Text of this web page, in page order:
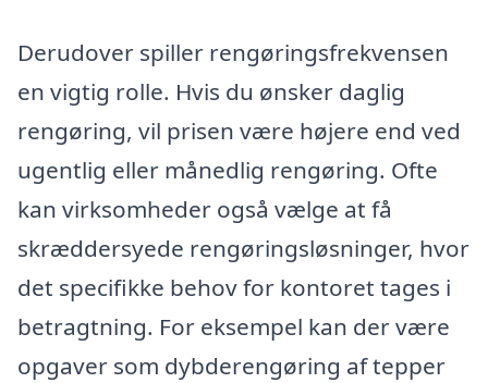
Derudover spiller rengøringsfrekvensen
en vigtig rolle. Hvis du ønsker daglig
rengøring, vil prisen være højere end ved
ugentlig eller månedlig rengøring. Ofte
kan virksomheder også vælge at få
skræddersyede rengøringsløsninger, hvor
det specifikke behov for kontoret tages i
betragtning. For eksempel kan der være
opgaver som dybderengøring af tepper